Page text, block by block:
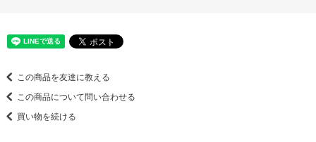
この商品を友達に教える
この商品について問い合わせる
買い物を続ける